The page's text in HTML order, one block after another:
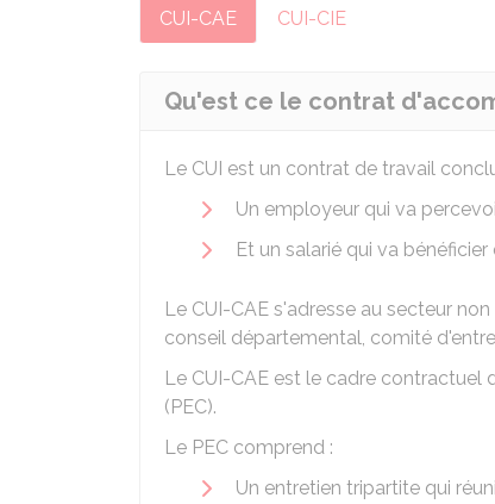
CUI-CAE CUI-CIE
Qu'est ce le contrat
Le CUI est un contrat de travail
Un employeur qui va
Et un salarié qui va
Le CUI-CAE s'adresse au secteur
conseil départemental, comité
Le CUI-CAE est le cadre
(PEC).
Le PEC comprend :
Un entretien tripartite qui